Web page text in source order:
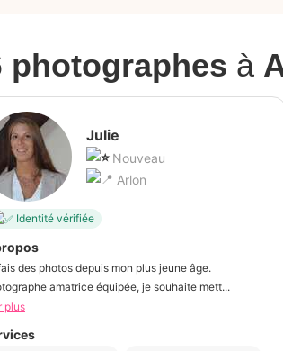
photographes à
Julie
Nouveau
Arlon
Identité vérifiée
des photos depuis mon plus jeune âge.
amatrice équipée, je souhaite mett...
plus